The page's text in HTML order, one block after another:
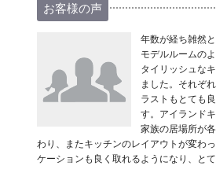
お客様の声
年数が経ち雑然
モデルルームの
タイリッシュな
ました。それぞ
ラストもとても
す。アイランド
家族の居場所が
わり、またキッチンのレイアウトが変わ
ケーションも良く取れるようになり、とて